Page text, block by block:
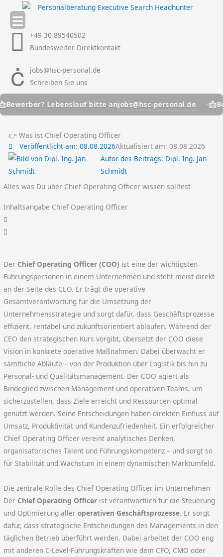
Inhalt
springen +49 30 89540502
Bundesweiter Direktkontakt
jobs@hsc-personal.de
Schreiben Sie uns
Lebenslauf bitte anjobs@hsc-personal.de 📩
👉 Was ist Chief Operating Officer
Veröffentlicht am:08.08.2026Aktualisiert am: 08.08.2026
Autor des Beitrags: Dipl. Ing. Jan
Schmidt
Alles was Du über Chief Operating Officer wissen solltest
Inhaltsangabe Chief Operating Officer
Der Chief Operating Officer (COO) ist eine der wichtigsten
Führungspersonen in einem Unternehmen und steht meist direkt
an der Seite des CEO. Er trägt die operative
Gesamtverantwortung für die Umsetzung der
Unternehmensstrategie und sorgt dafür, dass Geschäftsprozesse
effizient, rentabel und zukunftsorientiert ablaufen. Während der
CEO den strategischen Kurs vorgibt, übersetzt der COO diese
Vision in konkrete operative Maßnahmen. Dabei überwacht er
sämtliche Abläufe – von der Produktion über Logistik bis hin zu
Personal- und Qualitätsmanagement. Der COO agiert als
Bindeglied zwischen Management und operativen Teams, um
sicherzustellen, dass Ziele erreicht und Ressourcen optimal
genutzt werden. Seine Entscheidungen haben direkten Einfluss auf
Umsatz, Produktivität und Kundenzufriedenheit. Ein erfolgreicher
Chief Operating Officer vereint analytisches Denken,
organisatorisches Talent und Führungskompetenz – und sorgt so
für Stabilität und Wachstum in einem dynamischen Marktumfeld.
Die zentrale Rolle des Chief Operating Officer im Unternehmen
Der Chief Operating Officer ist verantwortlich für die Steuerung
und Optimierung alleroperativen Geschäftsprozesse. Er sorgt
dafür, dass strategische Entscheidungen des Managements in den
täglichen Betrieb überführt werden. Dabei arbeitet der COO eng
mit anderen C-Level-Führungskräften wie dem CFO, CMO oder